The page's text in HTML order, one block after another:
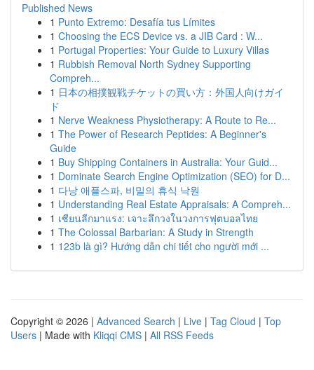
Published News
1 Punto Extremo: Desafía tus Límites
1 Choosing the ECS Device vs. a JIB Card : W...
1 Portugal Properties: Your Guide to Luxury Villas
1 Rubbish Removal North Sydney Supporting
Compreh...
1 日本の相撲観戦チケットの買い方：外国人向けガイ
ド
1 Nerve Weakness Physiotherapy: A Route to Re...
1 The Power of Research Peptides: A Beginner's
Guide
1 Buy Shipping Containers in Australia: Your Guid...
1 Dominate Search Engine Optimization (SEO) for D...
1 다낭 애플스파, 비밀의 휴식 낙원
1 Understanding Real Estate Appraisals: A Compreh...
1 เซียนลีกมาแรง: เจาะลึกวงในวงการฟุตบอลไทย
1 The Colossal Barbarian: A Study in Strength
1 123b là gì? Hướng dẫn chi tiết cho người mới ...
Copyright © 2026 | Advanced Search | Live | Tag Cloud | Top
Users | Made with Kliqqi CMS | All RSS Feeds